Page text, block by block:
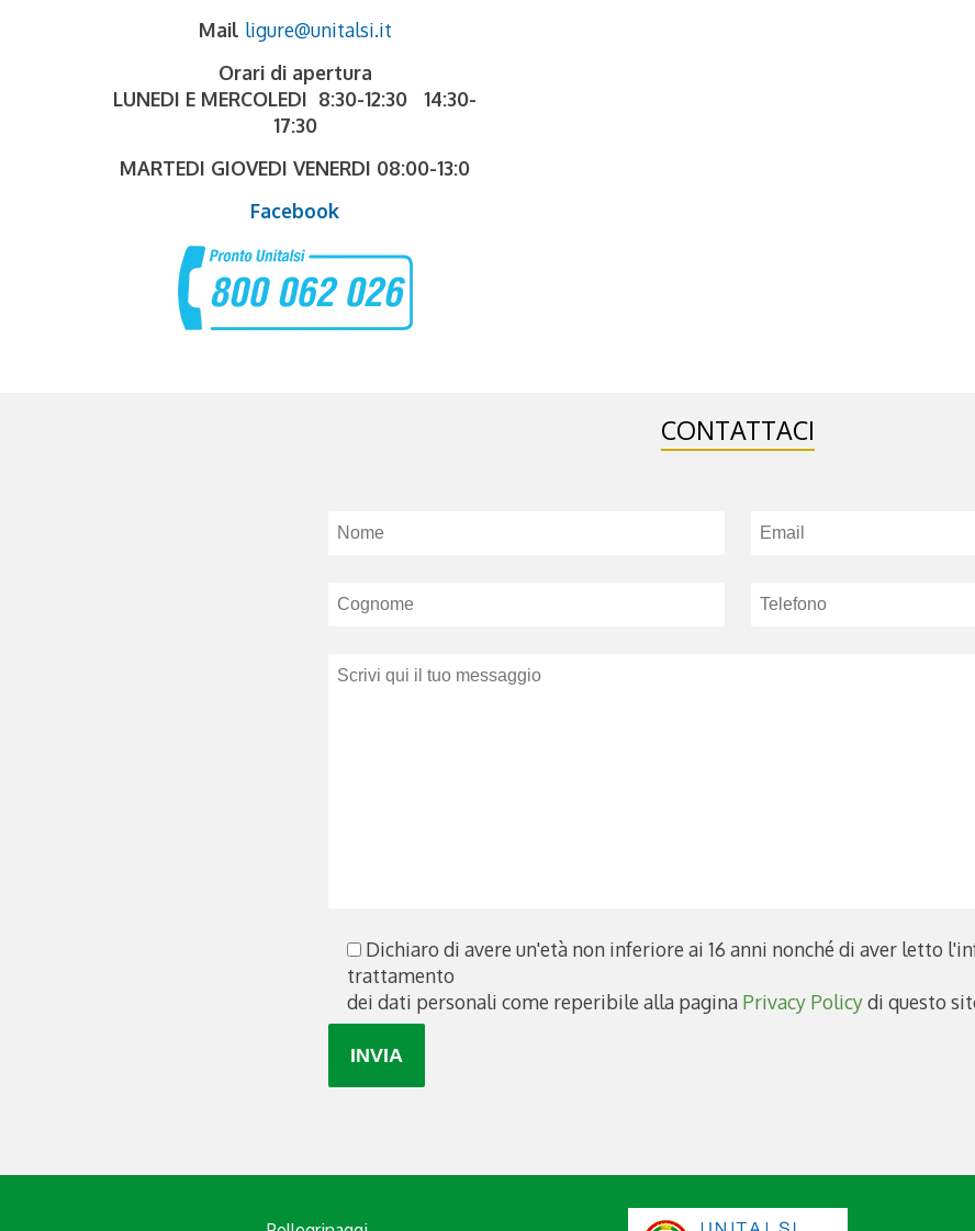
Mail ligure@unitalsi.it
Orari di apertura
LUNEDI E MERCOLEDI 8:30-12:30 14:30-
17:30
MARTEDI GIOVEDI VENERDI 08:00-13:0
Facebook
CONTATTACI
Dichiaro di avere un'età non inferiore ai 16 anni nonché di aver letto
trattamento
dei dati personali come reperibile alla pagina Privacy Policydi questo